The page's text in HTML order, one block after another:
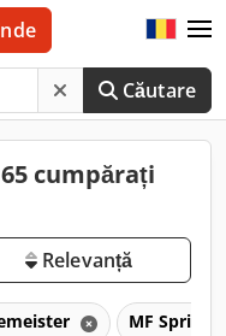
Căutare
cumpărați
Relevanță
MF Sprint